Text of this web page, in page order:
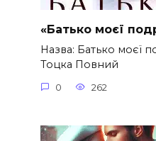
«Батько моєї
Назва: Батько моєї
Тоцка Повний
0 262